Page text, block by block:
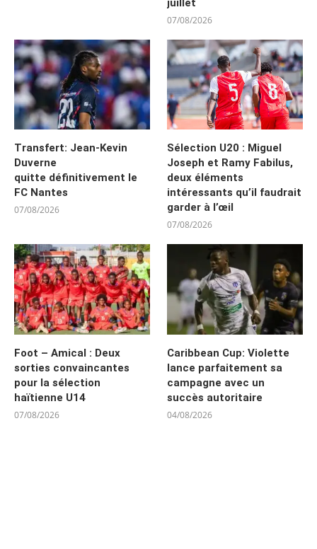
07/08/2026
Transfert: Jean-Kevin
Duverne
quitte définitivement le
FC Nantes
07/08/2026
Sélection U20 : Miguel
Joseph et Ramy Fabilus,
deux éléments
intéressants qu’il faudrait
garder à l’œil
07/08/2026
Foot – Amical : Deux
sorties convaincantes
pour la sélection
haïtienne U14
07/08/2026
Caribbean Cup: Violette
lance parfaitement sa
campagne avec un
succès autoritaire
04/08/2026